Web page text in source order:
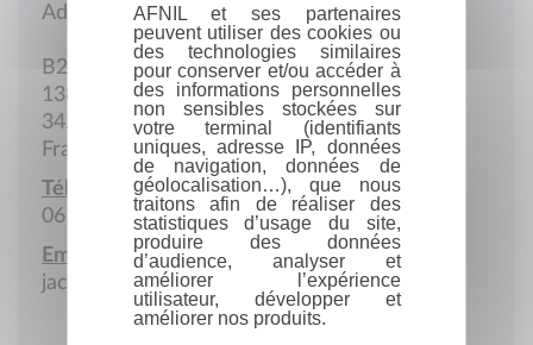
Adresse postale
B2
138 Avenue Jean Bène Le Capricorne
34280 La Grande-Motte
France
Téléphone portable :
06 47 89 18 03
Email :
jacquesatlan34@gmail.com
AFNIL et ses partenaires
peuvent utiliser des cookies ou
des technologies similaires
pour conserver et/ou accéder à
des informations personnelles
non sensibles stockées sur
votre terminal (identifiants
uniques, adresse IP, données
de navigation, données de
géolocalisation…), que nous
traitons afin de réaliser des
statistiques d’usage du site,
produire des données
d’audience, analyser et
améliorer l’expérience
utilisateur, développer et
améliorer nos produits.